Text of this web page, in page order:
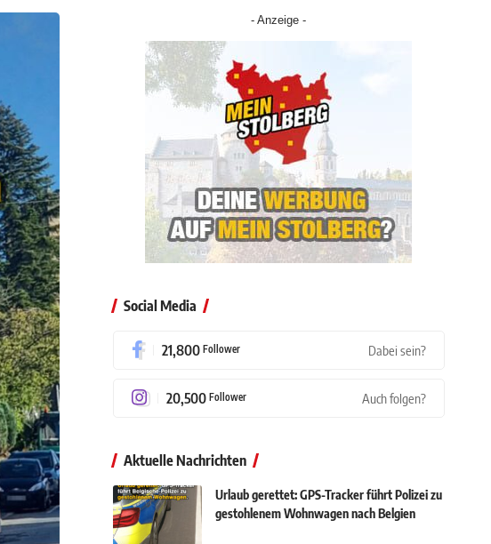
- Anzeige -
Social Media
21,800 Follower Dabei sein?
20,500 Follower Auch folgen?
Aktuelle Nachrichten
Urlaub gerettet: GPS-Tracker führt Polizei zu
gestohlenem Wohnwagen nach Belgien